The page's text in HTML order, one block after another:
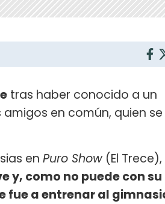
tras haber conocido a un
en común, quien
en Puro Show(El
y, como no puede con
fue a entrenar al